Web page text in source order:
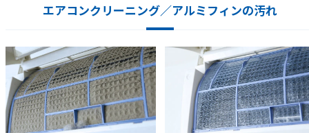
エアコンクリーニング／アルミフィンの汚れ